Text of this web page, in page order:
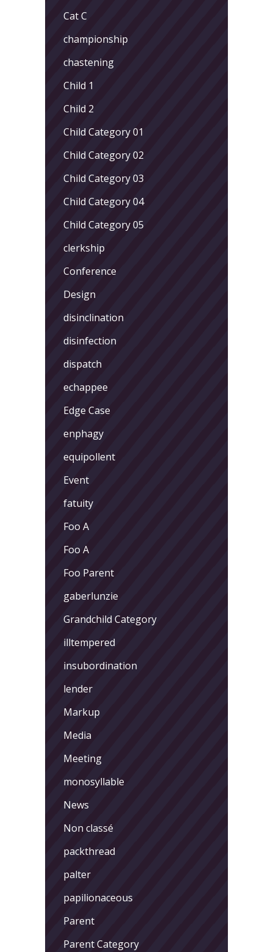
Cat C
championship
chastening
Child 1
Child 2
Child Category 01
Child Category 02
Child Category 03
Child Category 04
Child Category 05
clerkship
Conference
Design
disinclination
disinfection
dispatch
echappee
Edge Case
enphagy
equipollent
Event
fatuity
Foo A
Foo A
Foo Parent
gaberlunzie
Grandchild Category
illtempered
insubordination
lender
Markup
Media
Meeting
monosyllable
News
Non classé
packthread
palter
papilionaceous
Parent
Parent Category